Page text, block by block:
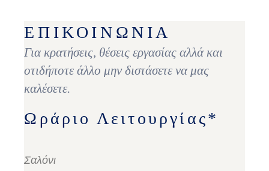
ΕΠΙΚΟΙΝΩΝΙΑ
Για κρατήσεις, θέσεις εργασίας αλλά και
οτιδήποτε άλλο μην διστάσετε να μας
καλέσετε.
Ωράριο Λειτουργίας*
Σαλόνι